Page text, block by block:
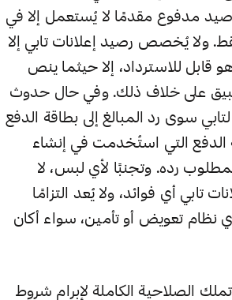
رصيد مدفوع مقدمًا لا يُستعمل إلا في
ولا يُخصص رصيد إعلانات تابي إلا
قابل للاسترداد، إلا حيثما ينص
على خلاف ذلك. وفي حال حدوث
سوى رد المبالغ إلى بطاقة الدفع
الدفع التي استُخدمت في إنشاء
رده. وتجنبًا لأي لبس، لا
تابي أي فوائد، ولا يُعد التزامًا
نظام تعويض أو تأمين، سواء أكان
الصلاحية الكاملة لإبرام شروط